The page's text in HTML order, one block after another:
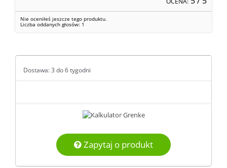
Nie oceniłeś jeszcze tego produktu.
Liczba oddanych głosów: 1
Dostawa: 3 do 6 tygodni
Zapytaj o produkt